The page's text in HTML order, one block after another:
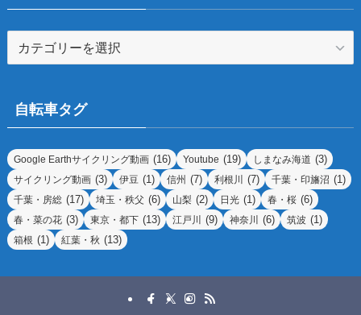
テ
ー
自転車タグ
Google Earthサイクリング動画 (16) Youtube (19) しまなみ海道 (3)
サイクリング動画 (3) 伊豆 (1) 信州 (7) 利根川 (7) 千葉・印旛沼 (1)
千葉・房総 (17) 埼玉・秩父 (6) 山梨 (2) 日光 (1) 春・桜 (6)
春・菜の花 (3) 東京・都下 (13) 江戸川 (9) 神奈川 (6) 筑波 (1)
箱根 (1) 紅葉・秋 (13)